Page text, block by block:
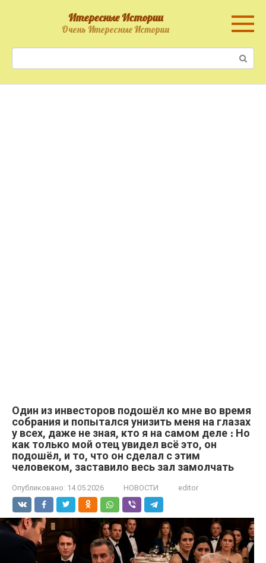
Итересные Истории
Очень Итересные Истории
Один из инвесторов подошёл ко мне во время
собрания и попытался унизить меня на глазах
у всех, даже не зная, кто я на самом деле ։ Но
как только мой отец увидел всё это, он
подошёл, и то, что он сделал с этим
человеком, заставило весь зал замолчать
Опубликовано: 14.05.2026 НОВОСТИ editor